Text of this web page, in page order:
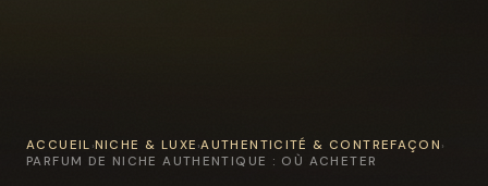
ACCUEIL ›NICHE & LUXE ›AUTHENTICITÉ & CONTREFAÇON ›
PARFUM DE NICHE AUTHENTIQUE : OÙ ACHETER